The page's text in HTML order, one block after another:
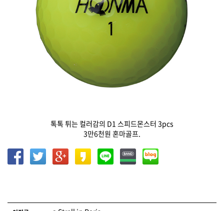
톡톡 튀는 컬러감의 D1 스피드몬스터 3pcs
3만6천원 혼마골프.
글 네비게이션